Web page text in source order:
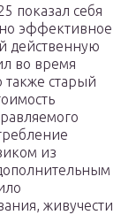
показал себя
эффективное
действенную
во время
также старый
из
живучести